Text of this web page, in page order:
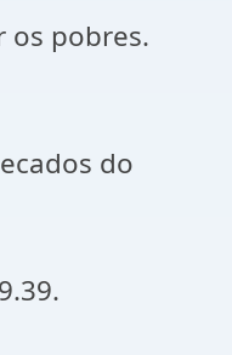
os pobres.
do